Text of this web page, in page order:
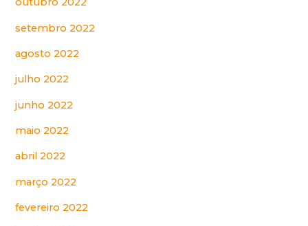
setembro 2022
agosto 2022
julho 2022
junho 2022
maio 2022
abril 2022
março 2022
fevereiro 2022